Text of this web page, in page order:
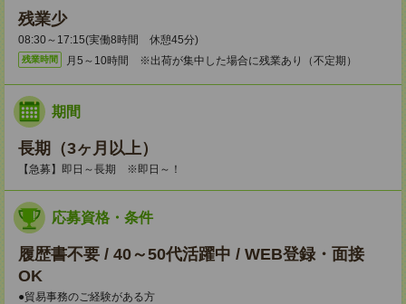
残業少
08:30～17:15(実働8時間 休憩45分)
残業時間 月5～10時間 ※出荷が集中した場合に残業あり（不定期）
期間
長期（3ヶ月以上）
【急募】即日～長期 ※即日～！
応募資格・条件
履歴書不要 / 40～50代活躍中 / WEB登録・面接
OK
●貿易事務のご経験がある方